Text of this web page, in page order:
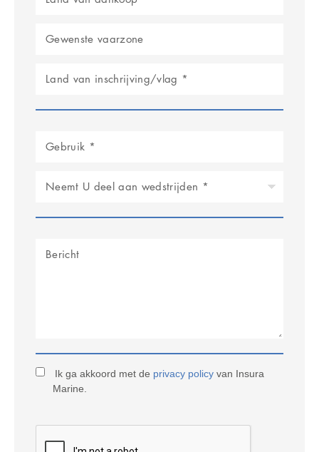
Neemt U deel aan wedstrijden *
Ik ga akkoord met de privacy policy van Insura
Marine.